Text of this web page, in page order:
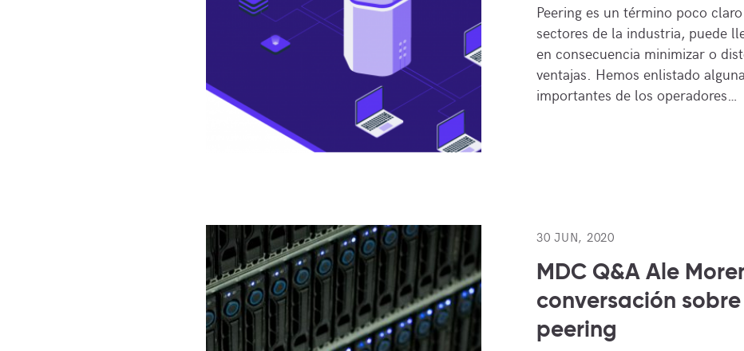
Peering es un término poco
sectores de la industria, puede
en consecuencia minimizar o
ventajas. Hemos enlistado
importantes de los operadores…
30 JUN, 2020
MDC Q&A Ale
conversación sobre
peering